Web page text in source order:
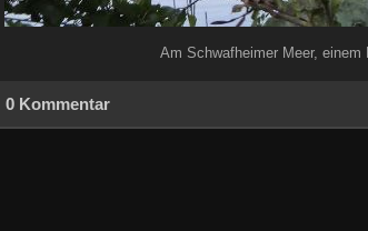
Am Schwafheimer Meer,
0 Kommentar